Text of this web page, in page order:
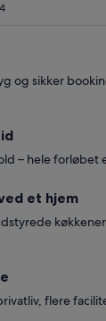
og sikker
– hele forløbet
et hjem
flere